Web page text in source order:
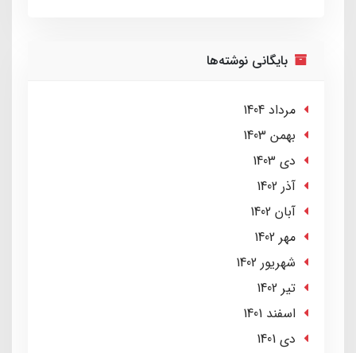
بایگانی نوشته‌ها
مرداد 1404
بهمن 1403
دی 1403
آذر 1402
آبان 1402
مهر 1402
شهریور 1402
تير 1402
اسفند 1401
دی 1401